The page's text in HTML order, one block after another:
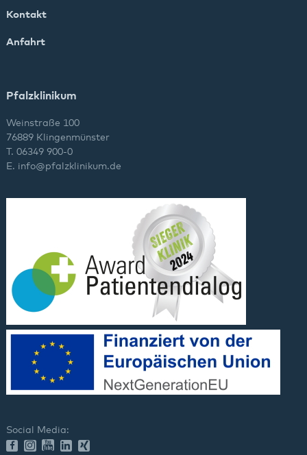
Kontakt
Anfahrt
Pfalzklinikum
Weinstraße 100
76889 Klingenmünster
T. 06349 900-0
E. info@pfalzklinikum.de
Social Media: